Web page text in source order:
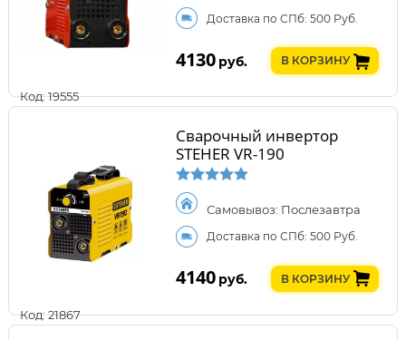
Код: 19555
Доставка по СПб: 500 Руб.
4130 руб. В КОРЗИНУ
Код: 21867
Сварочный инвертор
STEHER VR-190
Самовывоз: Послезавтра
Доставка по СПб: 500 Руб.
4140 руб. В КОРЗИНУ